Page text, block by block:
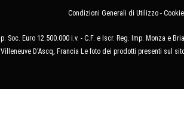
Condizioni Generali di Utilizzo -
Euro 12.500.000 i.v. - C.F. e Iscr. Reg. Imp. Monza e
Villeneuve D'Ascq, Francia Le foto dei prodotti presenti sul